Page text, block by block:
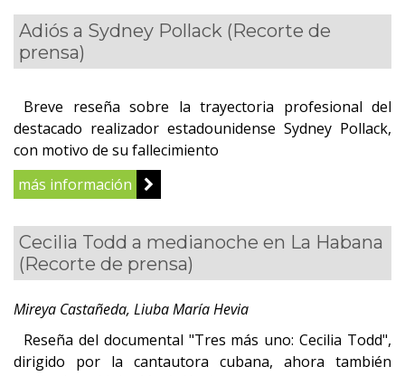
Adiós a Sydney Pollack (Recorte de
prensa)
Breve reseña sobre la trayectoria profesional del
destacado realizador estadounidense Sydney Pollack,
con motivo de su fallecimiento
más información
Cecilia Todd a medianoche en La Habana
(Recorte de prensa)
Mireya Castañeda, Liuba María Hevia
Reseña del documental "Tres más uno: Cecilia Todd",
dirigido por la cantautora cubana, ahora también